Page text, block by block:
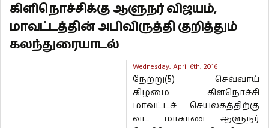
கிளிநொச்சிக்கு ஆளுநர் விஜயம்,
மாவட்டத்தின் அபிவிருத்தி குறித்தும்
கலந்துரையாடல்
Wednesday, April 6th, 2016
நேற்று(5) செவ்வாய்
கிழமை கிளநொச்சி
மாவட்டச் செயலகத்திற்கு
வட மாகாண ஆளுநர்